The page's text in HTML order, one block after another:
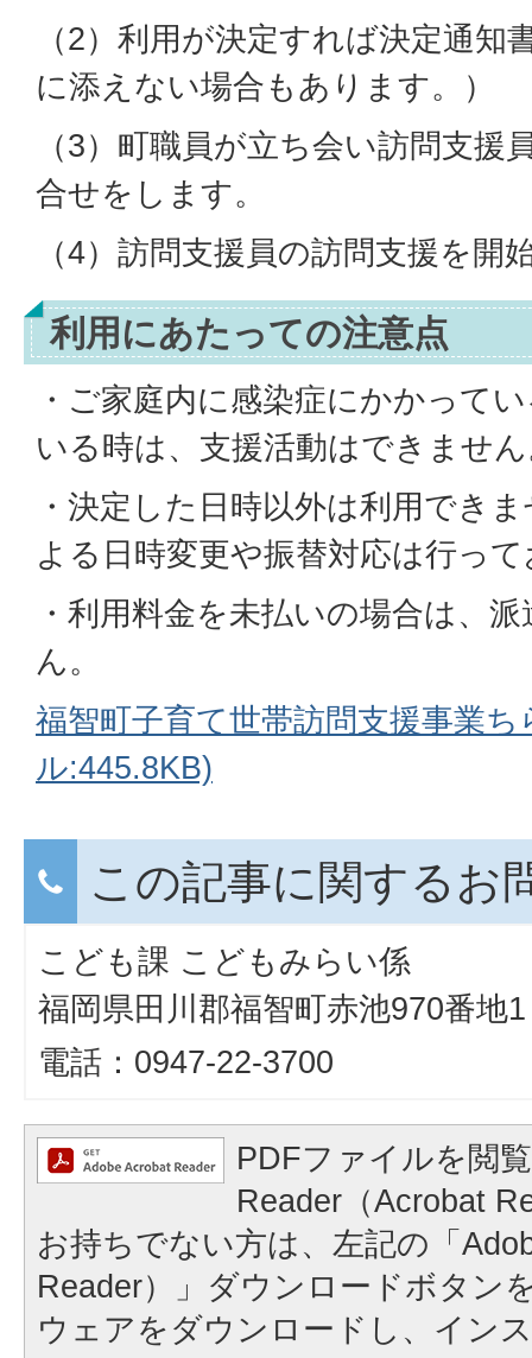
（2）利用が決定すれば決定通知
に添えない場合もあります。）
（3）町職員が立ち会い訪問支援
合せをします。
（4）訪問支援員の訪問支援を開
利用にあたっての注意点
・ご家庭内に感染症にかかって
いる時は、支援活動はできませ
・決定した日時以外は利用でき
よる日時変更や振替対応は行っ
・利用料金を未払いの場合は、
ん。
福智町子育て世帯訪問支援事業
ル:445.8KB)
この記事に関するお
こども課 こどもみらい係
福岡県田川郡福智町赤池970番地1
電話：0947-22-3700
PDFファイルを閲
Reader（Acrobat
お持ちでない方は、左記の「
Reader）」ダウンロードボタン
ウェアをダウンロードし、イン